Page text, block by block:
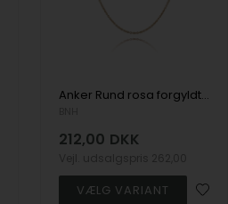
Anker Rund rosa forgyldt, 925 sterling sølv armbånd og halskæder i flere længder
212,00 DKK